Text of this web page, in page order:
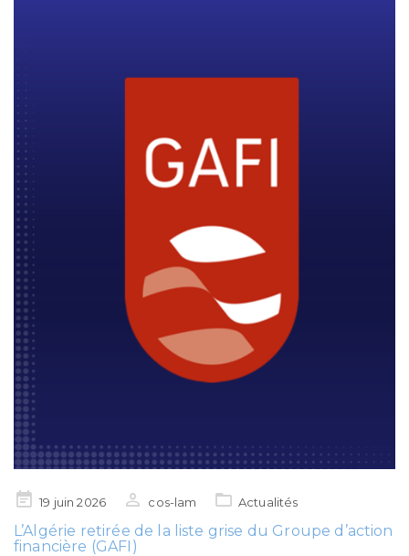
Posted19 juin 2026 cos-lam Actualités
L’Algérie retirée de la liste grise du Groupe d’action
financière (GAFI)